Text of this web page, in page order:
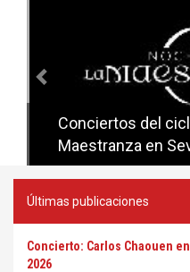
Conciertos del
Maestranza en
Conciertos del
Sevilla
Últimas publicaciones
Concierto: Carlos Chaouen
2026